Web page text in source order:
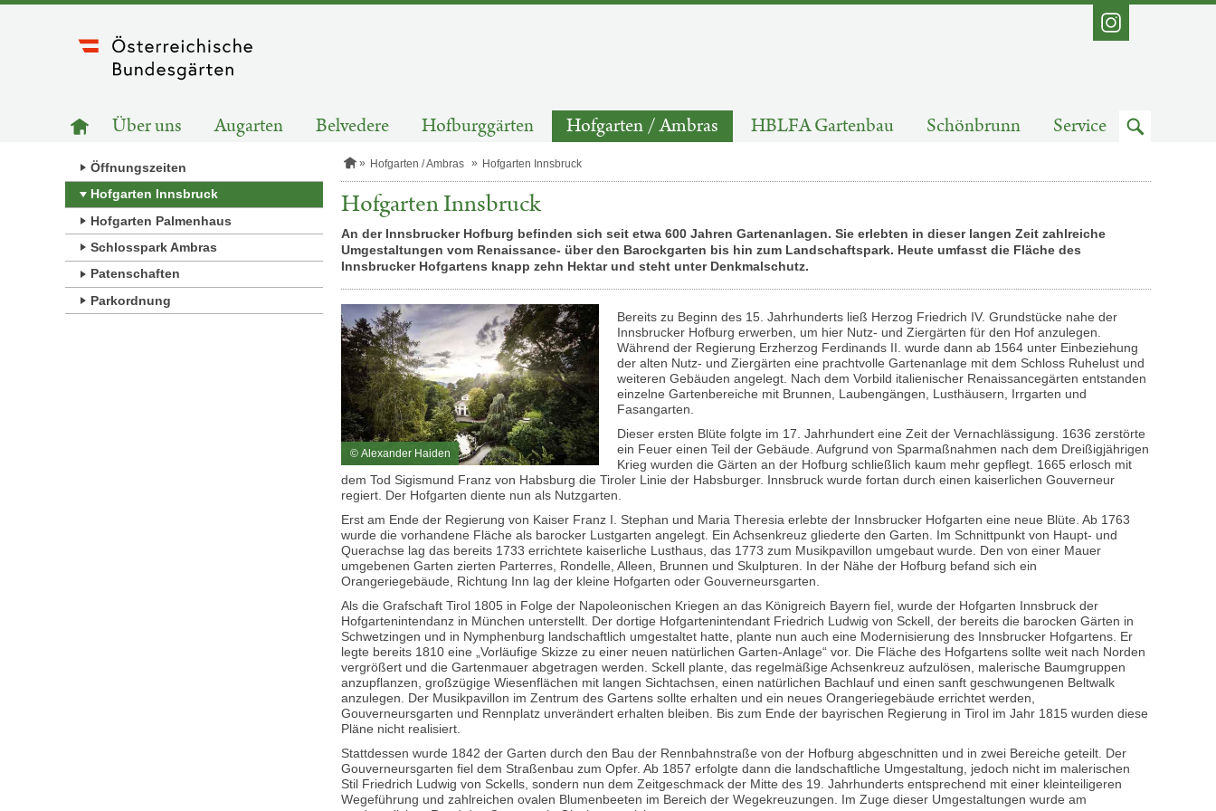
Instagram
HAUPTNAVIGATION
Zur
Startseite
Über uns Augarten Belvedere Hofburggärten Hofgarten / Ambras HBLFA Gartenbau Schönbrunn Service
Zum
Öffnungszeiten
Hofgarten Innsbruck
Hofgarten Palmenhaus
Schlosspark Ambras
Patenschaften
Parkordnung
S
s
e
i
e
Hofgarten / Ambras Hofgarten Innsbruck
Hofgarten Innsbruck
An der Innsbrucker Hofburg befinden sich seit etwa 600 Jahren Gartenanlagen. Sie erlebten in dieser langen Zeit zahlreiche
Umgestaltungen vom Renaissance- über den Barockgarten bis hin zum Landschaftspark. Heute umfasst die Fläche des
Innsbrucker Hofgartens knapp zehn Hektar und steht unter Denkmalschutz.
© Alexander Haiden
Bereits zu Beginn des 15. Jahrhunderts ließ Herzog Friedrich IV. Grundstücke nahe der
Innsbrucker Hofburg erwerben, um hier Nutz- und Ziergärten für den Hof anzulegen.
Während der Regierung Erzherzog Ferdinands II. wurde dann ab 1564 unter Einbeziehung
der alten Nutz- und Ziergärten eine prachtvolle Gartenanlage mit dem Schloss Ruhelust und
weiteren Gebäuden angelegt. Nach dem Vorbild italienischer Renaissancegärten entstanden
einzelne Gartenbereiche mit Brunnen, Laubengängen, Lusthäusern, Irrgarten und
Fasangarten.
Dieser ersten Blüte folgte im 17. Jahrhundert eine Zeit der Vernachlässigung. 1636 zerstörte
ein Feuer einen Teil der Gebäude. Aufgrund von Sparmaßnahmen nach dem Dreißigjährigen
Krieg wurden die Gärten an der Hofburg schließlich kaum mehr gepflegt. 1665 erlosch mit
dem Tod Sigismund Franz von Habsburg die Tiroler Linie der Habsburger. Innsbruck wurde fortan durch einen kaiserlichen Gouverneur
regiert. Der Hofgarten diente nun als Nutzgarten.
Erst am Ende der Regierung von Kaiser Franz I. Stephan und Maria Theresia erlebte der Innsbrucker Hofgarten eine neue Blüte. Ab 1763
wurde die vorhandene Fläche als barocker Lustgarten angelegt. Ein Achsenkreuz gliederte den Garten. Im Schnittpunkt von Haupt- und
Querachse lag das bereits 1733 errichtete kaiserliche Lusthaus, das 1773 zum Musikpavillon umgebaut wurde. Den von einer Mauer
umgebenen Garten zierten Parterres, Rondelle, Alleen, Brunnen und Skulpturen. In der Nähe der Hofburg befand sich ein
Orangeriegebäude, Richtung Inn lag der kleine Hofgarten oder Gouverneursgarten.
Als die Grafschaft Tirol 1805 in Folge der Napoleonischen Kriegen an das Königreich Bayern fiel, wurde der Hofgarten Innsbruck der
Hofgartenintendanz in München unterstellt. Der dortige Hofgartenintendant Friedrich Ludwig von Sckell, der bereits die barocken Gärten in
Schwetzingen und in Nymphenburg landschaftlich umgestaltet hatte, plante nun auch eine Modernisierung des Innsbrucker Hofgartens. Er
legte bereits 1810 eine „Vorläufige Skizze zu einer neuen natürlichen Garten-Anlage“ vor. Die Fläche des Hofgartens sollte weit nach Norden
vergrößert und die Gartenmauer abgetragen werden. Sckell plante, das regelmäßige Achsenkreuz aufzulösen, malerische Baumgruppen
anzupflanzen, großzügige Wiesenflächen mit langen Sichtachsen, einen natürlichen Bachlauf und einen sanft geschwungenen Beltwalk
anzulegen. Der Musikpavillon im Zentrum des Gartens sollte erhalten und ein neues Orangeriegebäude errichtet werden,
Gouverneursgarten und Rennplatz unverändert erhalten bleiben. Bis zum Ende der bayrischen Regierung in Tirol im Jahr 1815 wurden diese
Pläne nicht realisiert.
Stattdessen wurde 1842 der Garten durch den Bau der Rennbahnstraße von der Hofburg abgeschnitten und in zwei Bereiche geteilt. Der
Gouverneursgarten fiel dem Straßenbau zum Opfer. Ab 1857 erfolgte dann die landschaftliche Umgestaltung, jedoch nicht im malerischen
Stil Friedrich Ludwig von Sckells, sondern nun dem Zeitgeschmack der Mitte des 19. Jahrhunderts entsprechend mit einer kleinteiligeren
Wegeführung und zahlreichen ovalen Blumenbeeten im Bereich der Wegekreuzungen. Im Zuge dieser Umgestaltungen wurde am